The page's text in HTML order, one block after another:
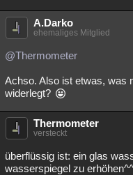
A.Darko
ehemaliges Mitglied
@Thermometer
Achso. Also ist etwas, was
widerlegt?
Thermometer
versteckt
überflüssig ist: ein glas
wasserspiegel zu erhöhen^^